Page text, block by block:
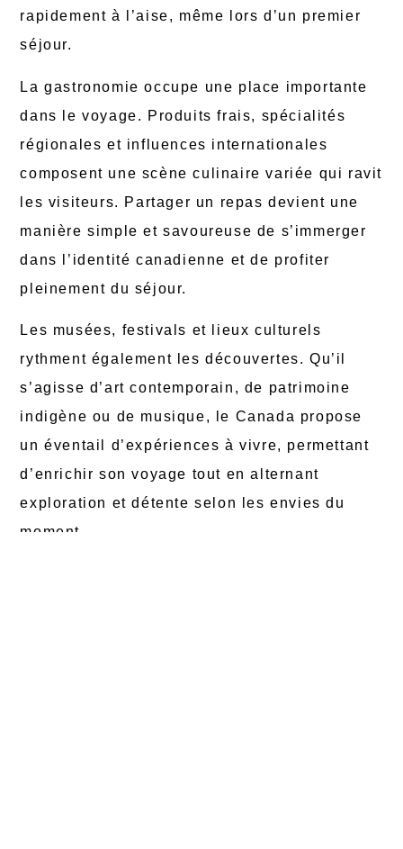
rapidement à l’aise, même lors d’un premier
séjour.
La gastronomie occupe une place importante
dans le voyage. Produits frais, spécialités
régionales et influences internationales
composent une scène culinaire variée qui ravit
les visiteurs. Partager un repas devient une
manière simple et savoureuse de s’immerger
dans l’identité canadienne et de profiter
pleinement du séjour.
Les musées, festivals et lieux culturels
rythment également les découvertes. Qu’il
s’agisse d’art contemporain, de patrimoine
indigène ou de musique, le Canada propose
un éventail d’expériences à vivre, permettant
d’enrichir son voyage tout en alternant
exploration et détente selon les envies du
moment.